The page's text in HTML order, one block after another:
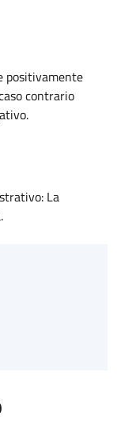
positivamente
contrario
La